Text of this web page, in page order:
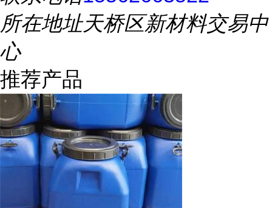
所在地址天桥区新材料交易中
心
推荐产品